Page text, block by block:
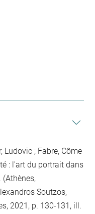
Ludovic ; Fabre, Côme
: l'art du portrait dans
(Athènes,
Soutzos,
2021, p. 130-131, ill.